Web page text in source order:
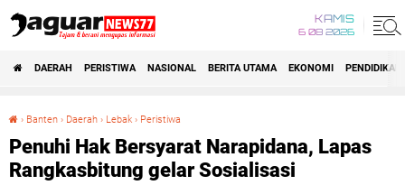
KAMIS
6 08 2026
DAERAH PERISTIWA NASIONAL BERITA UTAMA EKONOMI PENDIDIKAN
› Banten › Daerah › Lebak › Peristiwa
Penuhi Hak Bersyarat Narapidana, Lapas
Rangkasbitung gelar Sosialisasi